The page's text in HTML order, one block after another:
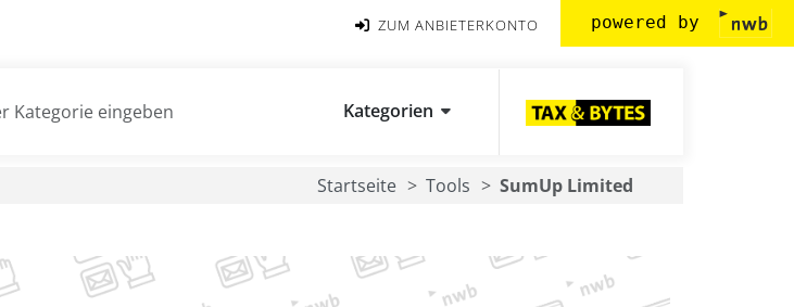
ZUM ANBIETERKONTO powered by
Kategorien
Startseite Tools SumUp Limited